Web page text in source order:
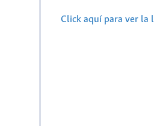
Click aquí para ver la